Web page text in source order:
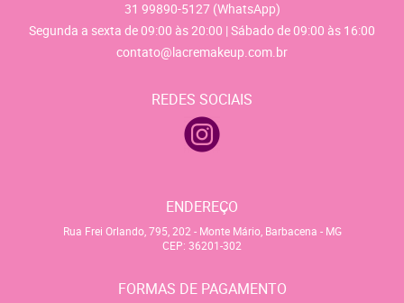
31 99890-5127 (WhatsApp)
Segunda a sexta de 09:00 às 20:00 | Sábado de 09:00 às 16:00
contato@lacremakeup.com.br
REDES SOCIAIS
ENDEREÇO
Rua Frei Orlando, 795, 202 - Monte Mário, Barbacena - MG
CEP: 36201-302
FORMAS DE PAGAMENTO